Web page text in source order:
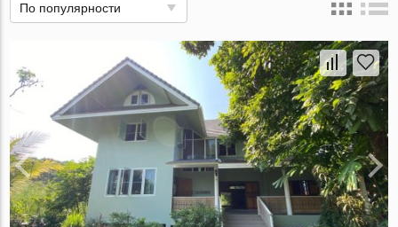
По популярности